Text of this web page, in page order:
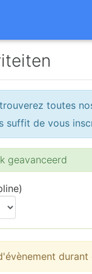
toutes
suffit de vous
geavanceerd